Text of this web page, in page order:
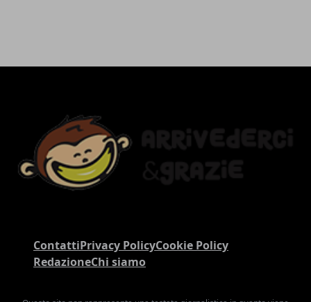
ContattiPrivacy PolicyCookie Policy
RedazioneChi siamo